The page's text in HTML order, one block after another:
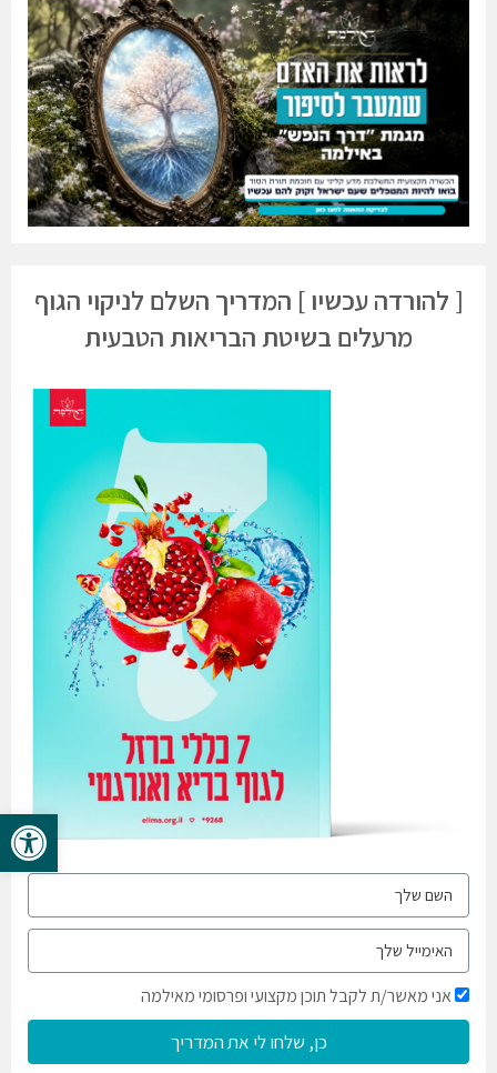
פתח
[ להורדה עכשיו ] המדריך השלם לניקוי הגוף
מרעלים בשיטת הבריאות הטבעית
אני מאשר/ת לקבל תוכן מקצועי ופרסומי מאילמה
כן, שלחו לי את המדריך